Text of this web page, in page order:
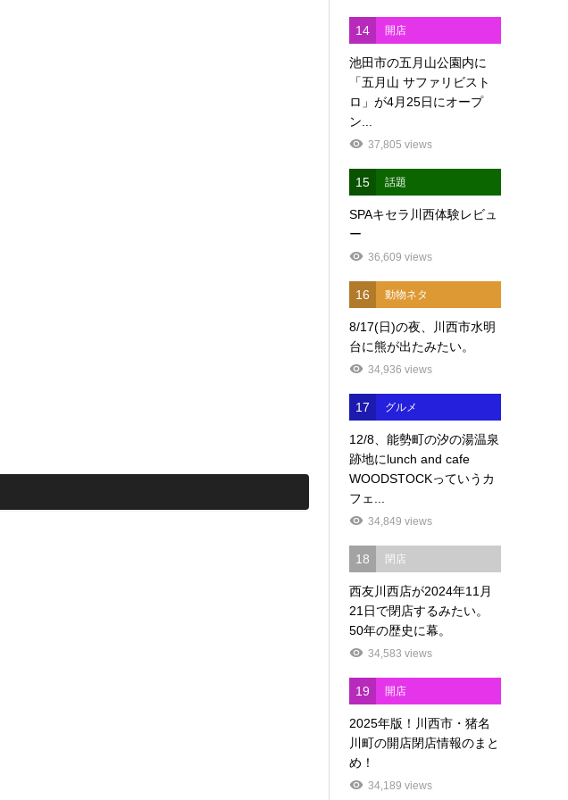
14 開店
池田市の五月山公園内に
「五月山 サファリビスト
ロ」が4月25日にオープ
ン...
37,805 views
15 話題
SPAキセラ川西体験レビュ
ー
36,609 views
16 動物ネタ
8/17(日)の夜、川西市水明
台に熊が出たみたい。
34,936 views
17 グルメ
12/8、能勢町の汐の湯温泉
跡地にlunch and cafe
WOODSTOCKっていうカ
フェ...
34,849 views
18 閉店
西友川西店が2024年11月
21日で閉店するみたい。
50年の歴史に幕。
34,583 views
19 開店
2025年版！川西市・猪名
川町の開店閉店情報のまと
め！
34,189 views